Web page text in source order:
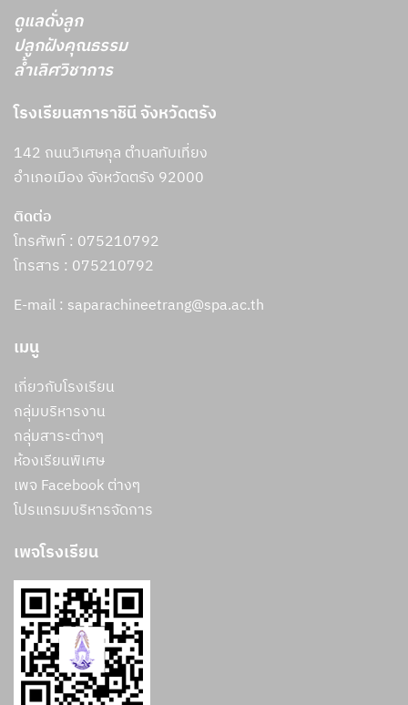
ดูแลดั่งลูก
ปลูกฝังคุณธรรม
ล้ำเลิศวิชาการ
โรงเรียนสภาราชินี จังหวัดตรัง
142 ถนนวิเศษกุล ตำบลทับเที่ยง
อำเภอเมือง จังหวัดตรัง 92000
ติดต่อ
โทรศัพท์ : 075210792
โทรสาร : 075210792
E-mail : saparachineetrang@spa.ac.th
เมนู
เกี่ยวกับโรงเรียน
กลุ่มบริหารงาน
กลุ่มสาระต่างๆ
ห้องเรียนพิเศษ
เพจ Facebook ต่างๆ
โปรแกรมบริหารจัดการ
เพจโรงเรียน